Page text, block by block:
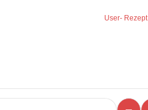
User- Rezept